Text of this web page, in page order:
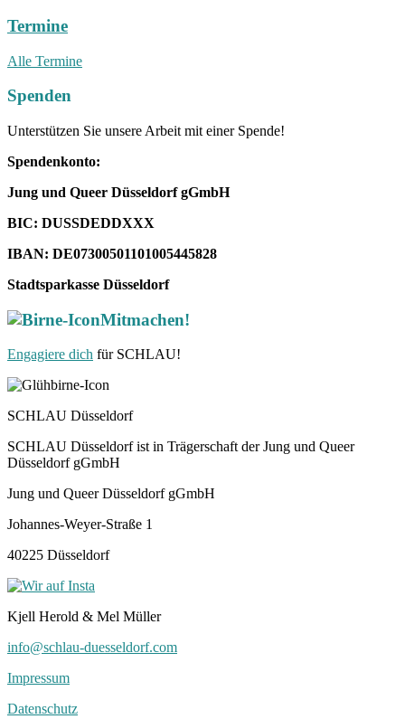
Termine
Alle Termine
Spenden
Unterstützen Sie unsere Arbeit mit einer Spende!
Spendenkonto:
Jung und Queer Düsseldorf gGmbH
BIC: DUSSDEDDXXX
IBAN: DE07300501101005445828
Stadtsparkasse Düsseldorf
Mitmachen!
Engagiere dich für SCHLAU!
SCHLAU Düsseldorf
SCHLAU Düsseldorf ist in Trägerschaft der Jung und Queer
Düsseldorf gGmbH
Jung und Queer Düsseldorf gGmbH
Johannes-Weyer-Straße 1
40225 Düsseldorf
Kjell Herold & Mel Müller
info@schlau-duesseldorf.com
Impressum
Datenschutz